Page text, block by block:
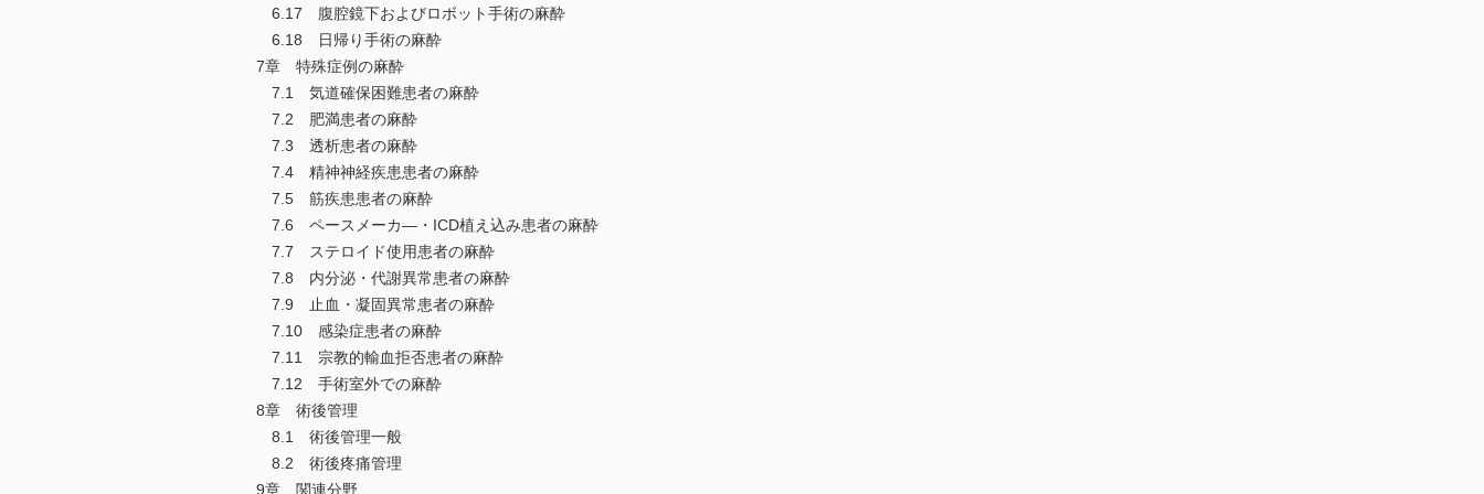
6.17 腹腔鏡下およびロボット手術の麻酔
6.18 日帰り手術の麻酔
7章 特殊症例の麻酔
7.1 気道確保困難患者の麻酔
7.2 肥満患者の麻酔
7.3 透析患者の麻酔
7.4 精神神経疾患患者の麻酔
7.5 筋疾患患者の麻酔
7.6 ペースメーカ―・ICD植え込み患者の麻酔
7.7 ステロイド使用患者の麻酔
7.8 内分泌・代謝異常患者の麻酔
7.9 止血・凝固異常患者の麻酔
7.10 感染症患者の麻酔
7.11 宗教的輸血拒否患者の麻酔
7.12 手術室外での麻酔
8章 術後管理
8.1 術後管理一般
8.2 術後疼痛管理
9章 関連分野